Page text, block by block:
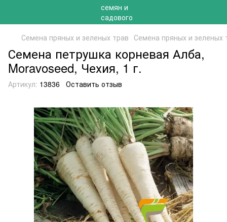
Семена пряных и зеленых трав Семена пряных и зеленых
Семена петрушка корневая Алба,
Moravoseed, Чехия, 1 г.
Артикул: 13836 Оставить отзыв